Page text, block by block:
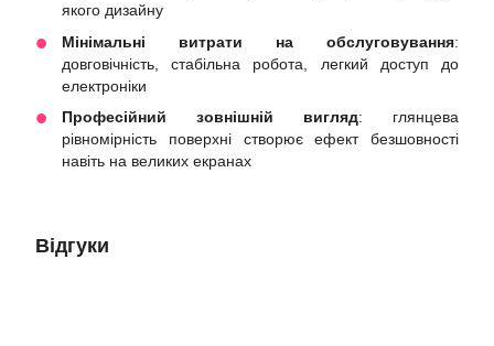
якого дизайну
Мінімальні витрати на обслуговування:
довговічність, стабільна робота, легкий доступ до
електроніки
Професійний зовнішній вигляд: глянцева
рівномірність поверхні створює ефект безшовності
навіть на великих екранах
Відгуки